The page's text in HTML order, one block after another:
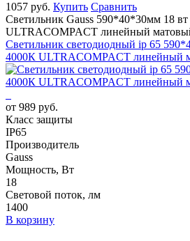
1057 руб. Купить Сравнить
Светильник Gauss 590*40*30мм 18
ULTRACOMPACT линейный
Светильник светодиодный ip 65
4000К ULTRACOMPACT линейный
от 989 руб.
Класс защиты
IP65
Производитель
Gauss
Мощность, Вт
18
Световой поток, лм
1400
В корзину